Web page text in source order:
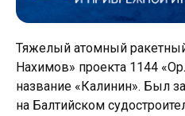
Тяжелый атомный
Нахимов» проекта 1144
название «Калинин». Был
на Балтийском